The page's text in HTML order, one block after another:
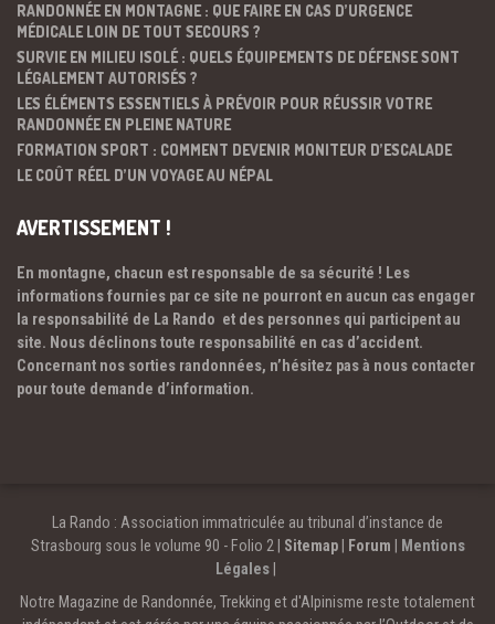
RANDONNÉE EN MONTAGNE : QUE FAIRE EN CAS D’URGENCE
MÉDICALE LOIN DE TOUT SECOURS ?
SURVIE EN MILIEU ISOLÉ : QUELS ÉQUIPEMENTS DE DÉFENSE SONT
LÉGALEMENT AUTORISÉS ?
LES ÉLÉMENTS ESSENTIELS À PRÉVOIR POUR RÉUSSIR VOTRE
RANDONNÉE EN PLEINE NATURE
FORMATION SPORT : COMMENT DEVENIR MONITEUR D’ESCALADE
LE COÛT RÉEL D’UN VOYAGE AU NÉPAL
AVERTISSEMENT !
En montagne, chacun est responsable de sa sécurité ! Les
informations fournies par ce site ne pourront en aucun cas engager
la responsabilité de La Rando et des personnes qui participent au
site. Nous déclinons toute responsabilité en cas d’accident.
Concernant nos sorties randonnées, n’hésitez pas à nous contacter
pour toute demande d’information.
La Rando : Association immatriculée au tribunal d’instance de
Strasbourg sous le volume 90 - Folio 2 | Sitemap| Forum
Mentions
Légales
Notre Magazine de Randonnée, Trekking et d'Alpinisme reste totalement